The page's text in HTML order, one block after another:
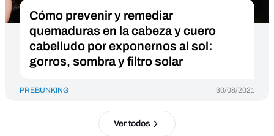
Cómo prevenir y remediar
quemaduras en la cabeza y cuero
cabelludo por exponernos al sol:
gorros, sombra y filtro solar
PREBUNKING 30/08/2021
Ver todos